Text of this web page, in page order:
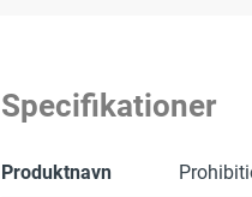
Specifikationer
Produktnavn